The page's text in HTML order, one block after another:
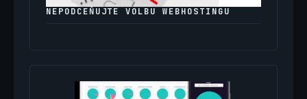
NEPODCEŇUJTE VOLBU WEBHOSTINGU